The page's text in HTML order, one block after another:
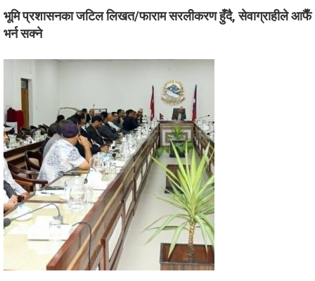
भूमि प्रशासनका जटिल लिखत/फाराम सरलीकरण हुँदै, सेवाग्राहीले आफैँ
भर्न सक्ने